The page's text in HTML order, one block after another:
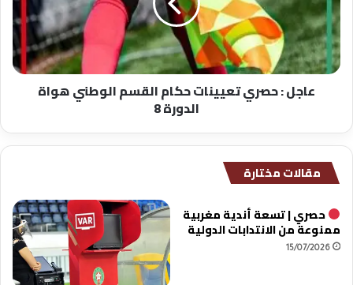
حكام
القسم
الوطني
هواة
الدورة
عاجل : حصري تعيينات حكام القسم الوطني هواة
الدورة 8
مقالات مختارة
حصري | تسعة أندية مغربية
ممنوعة من الانتدابات الدولية
15/07/2026